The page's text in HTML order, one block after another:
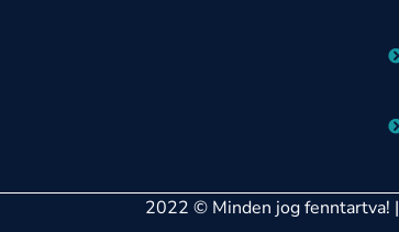
2022 © Minden jog fenntartva! |